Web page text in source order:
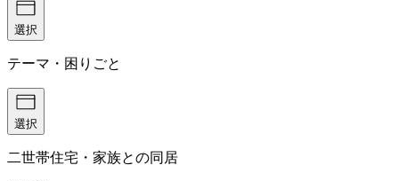
選択
テーマ・困りごと
選択
二世帯住宅・家族との同居